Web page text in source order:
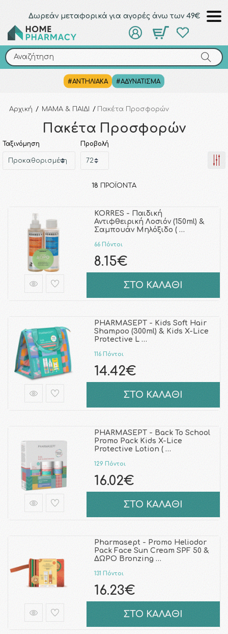
Δωρεάν μεταφορικά για αγορές άνω των 49€
Αναζήτηση
#ΑΝΤΗΛΙΑΚΑ #ΑΔΥΝΑΤΙΣΜΑ
Αναζήτηση
Αρχική / ΜΑΜΑ & ΠΑΙΔΙ / Πακέτα Προσφορών
Πακέτα Προσφορών
Ταξινόμηση Προβολή
18 ΠΡΟΪΌΝΤΑ
KORRES - Παιδική
Αντιφθειρική Λοσιόν (150ml) &
Σαμπουάν Μηλόξιδο ( …
66 Πόντοι
8.15€
ΣΤΟ ΚΑΛΑΘΙ
PHARMASEPT - Kids Soft Hair
Shampoo (300ml) & Kids X-Lice
Protective L …
116 Πόντοι
14.42€
ΣΤΟ ΚΑΛΑΘΙ
PHARMASEPT - Back To School
Promo Pack Kids X-Lice
Protective Lotion ( …
129 Πόντοι
16.02€
ΣΤΟ ΚΑΛΑΘΙ
Pharmasept - Promo Heliodor
Pack Face Sun Cream SPF 50 &
ΔΩΡΟ Bronzing …
131 Πόντοι
16.23€
ΣΤΟ ΚΑΛΑΘΙ